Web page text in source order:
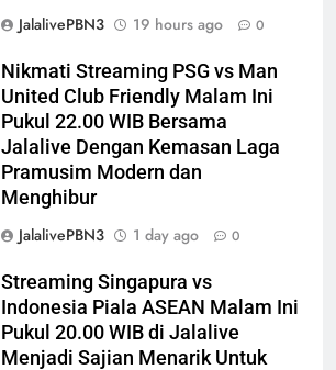
JalalivePBN3
19 hours ago 0
Nikmati Streaming PSG vs Man
United Club Friendly Malam Ini
Pukul 22.00 WIB Bersama
Jalalive Dengan Kemasan Laga
Pramusim Modern dan
Menghibur
JalalivePBN3
1 day ago 0
Streaming Singapura vs
Indonesia Piala ASEAN Malam Ini
Pukul 20.00 WIB di Jalalive
Menjadi Sajian Menarik Untuk